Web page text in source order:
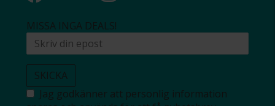
MISSA INGA DEALS!
SKICKA
Jag godkänner att personlig information